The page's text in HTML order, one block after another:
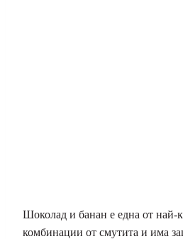
Шоколад и банан е една от най-
комбинации от смутита и има